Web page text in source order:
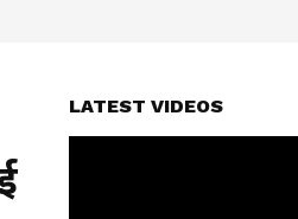
LATEST VIDEOS